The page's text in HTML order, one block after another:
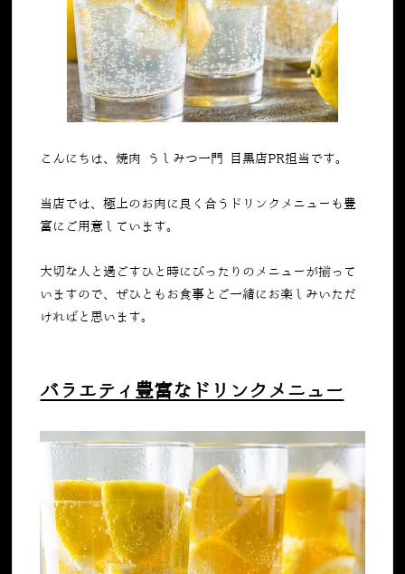
こんにちは、焼肉 うしみつ一門 目黒店PR担当です。
当店では、極上のお肉に良く合うドリンクメニューも豊
富にご用意しています。
大切な人と過ごすひと時にぴったりのメニューが揃って
いますので、ぜひともお食事とご一緒にお楽しみいただ
ければと思います。
バラエティ豊富なドリンクメニュー